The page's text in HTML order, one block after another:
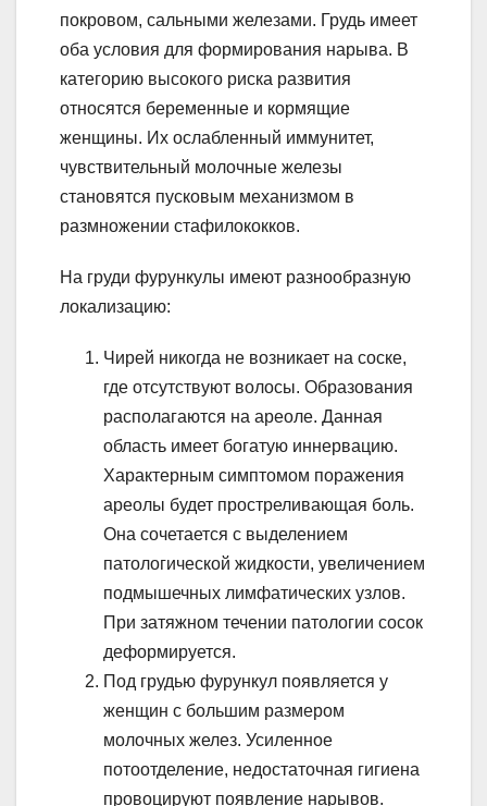
покровом, сальными железами. Грудь имеет
оба условия для формирования нарыва. В
категорию высокого риска развития
относятся беременные и кормящие
женщины. Их ослабленный иммунитет,
чувствительный молочные железы
становятся пусковым механизмом в
размножении стафилококков.
На груди фурункулы имеют разнообразную
локализацию:
Чирей никогда не возникает на соске,
где отсутствуют волосы. Образования
располагаются на ареоле. Данная
область имеет богатую иннервацию.
Характерным симптомом поражения
ареолы будет простреливающая боль.
Она сочетается с выделением
патологической жидкости, увеличением
подмышечных лимфатических узлов.
При затяжном течении патологии сосок
деформируется.
Под грудью фурункул появляется у
женщин с большим размером
молочных желез. Усиленное
потоотделение, недостаточная гигиена
провоцируют появление нарывов.